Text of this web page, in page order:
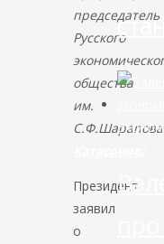
председатель
Русского
общества
им.
С.Ф.Шарапова
Президент
заявил
о